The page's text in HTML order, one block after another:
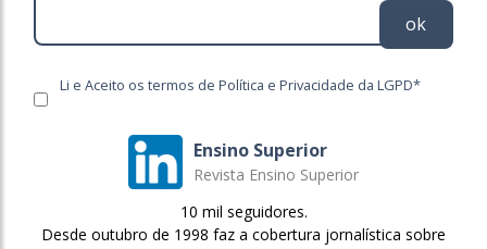
ok
Li e Aceito os termos de Política e Privacidade da LGPD*
Ensino Superior
Revista Ensino Superior
10 mil seguidores.
Desde outubro de 1998 faz a cobertura jornalística sobre